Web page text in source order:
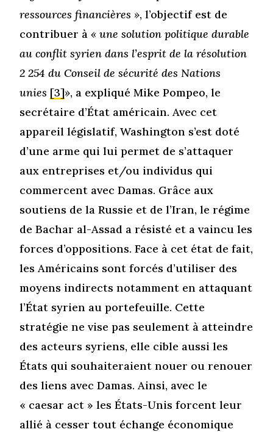
ressources financières », l’objectif est de
contribuer à« une solution politique durable
au conflit syrien dans l’esprit de la résolution
2 254 du Conseil de sécurité des Nations
unies [3]», a expliqué Mike Pompeo, le
secrétaire d’État américain. Avec cet
appareil législatif, Washington s’est doté
d’une arme qui lui permet de s’attaquer
aux entreprises et/ou individus qui
commercent avec Damas. Grâce aux
soutiens de la Russie et de l’Iran, le régime
de Bachar al-Assad a résisté et a vaincu les
forces d’oppositions. Face à cet état de fait,
les Américains sont forcés d’utiliser des
moyens indirects notamment en attaquant
l’État syrien au portefeuille. Cette
stratégie ne vise pas seulement à atteindre
des acteurs syriens, elle cible aussi les
États qui souhaiteraient nouer ou renouer
des liens avec Damas. Ainsi, avec le
« caesar act » les États-Unis forcent leur
allié à cesser tout échange économique